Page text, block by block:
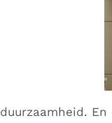
duurzaamheid. En